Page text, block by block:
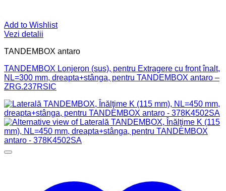
Add to Wishlist
Vezi detalii
TANDEMBOX antaro
TANDEMBOX Lonjeron (sus), pentru Extragere cu front înalt,
NL=300 mm, dreapta+stânga, pentru TANDEMBOX antaro –
ZRG.237RSIC